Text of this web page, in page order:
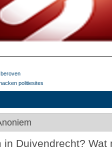
politiesites
in Duivendrecht?